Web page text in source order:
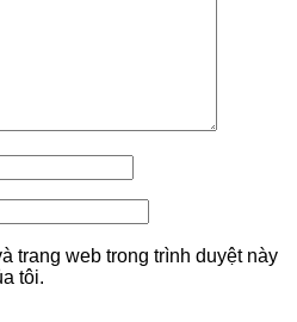
trang web trong trình duyệt này
tôi.